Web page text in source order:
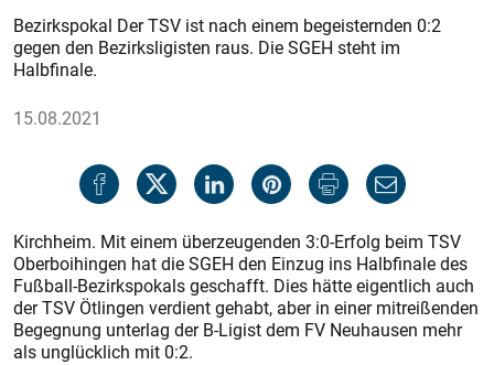
Bezirkspokal Der TSV ist nach einem begeisternden 0:2
gegen den Bezirksligisten raus. Die SGEH steht im
Halbfinale.
15.08.2021
Kirchheim. Mit einem überzeugenden 3:0-Erfolg beim TSV
Oberboihingen hat die SGEH den Einzug ins Halbfinale des
Fußball-Bezirkspokals geschafft. Dies hätte eigentlich auch
der TSV Ötlingen verdient gehabt, aber in einer mitreißenden
Begegnung unterlag der B-Ligist dem FV Neuhausen mehr
als unglücklich mit 0:2.